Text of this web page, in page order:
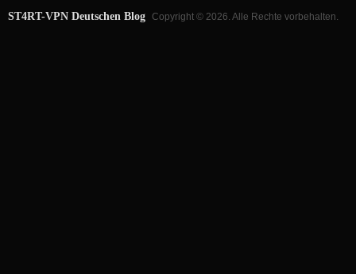
ST4RT-VPN Deutschen Blog Copyright © 2026. Alle Rechte vorbehalten.